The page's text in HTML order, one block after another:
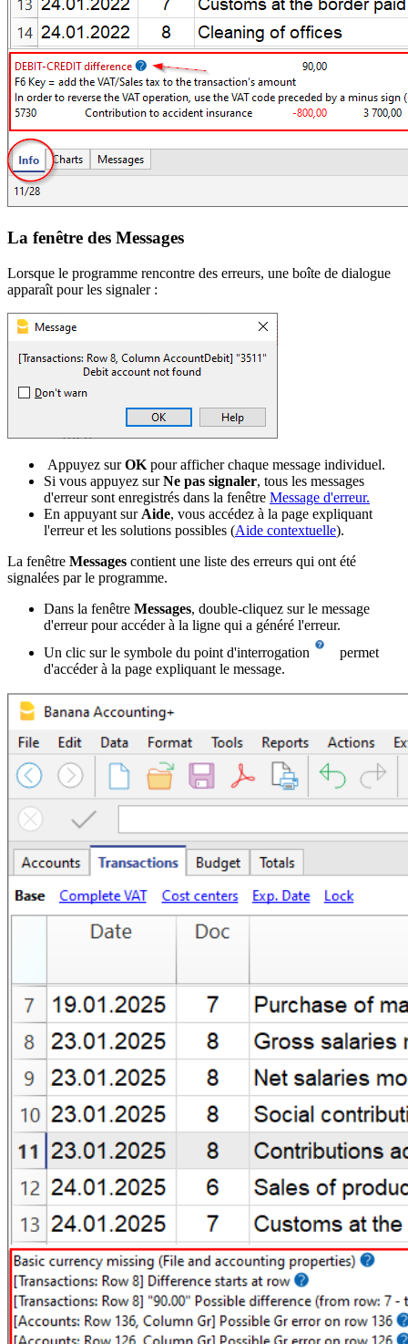
La fenêtre des Messages
Lorsque le programme rencontre des erreurs, une boîte de dialogue
apparaît pour les signaler :
Appuyez surOK pour afficher chaque message individuel.
Si vous appuyez surNe pas signaler, tous les messages
d'erreur sont enregistrés dans la fenêtre Message d'erreur.
En appuyant sur Aide, vous accédez à la page expliquant
l'erreur et les solutions possibles (Aide contextuelle).
La fenêtre Messages contient une liste des erreurs qui ont été
signalées par le programme.
Dans la fenêtre Messages, double-cliquez sur le message
d'erreur pour accéder à la ligne qui a généré l'erreur.
Un clic sur le symbole du point d'interrogation
permet
d'accéder à la page expliquant le message.